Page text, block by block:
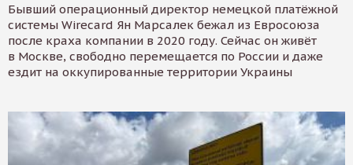
Бывший операционный директор немецкой платёжной
системы Wirecard Ян Марсалек бежал из Евросоюза
после краха компании в 2020 году. Сейчас он живёт
в Москве, свободно перемещается по России и даже
ездит на оккупированные территории Украины